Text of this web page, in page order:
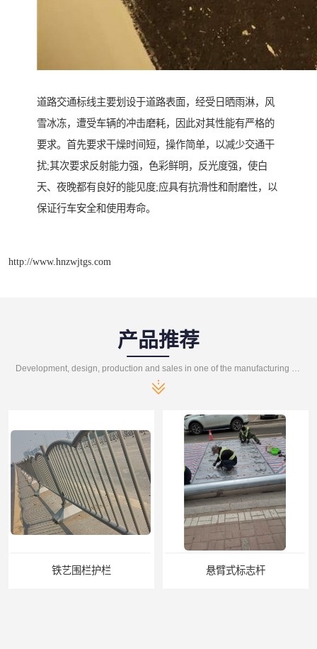
道路交通标线主要划设于道路表面，经受日晒雨淋，风
雪冰冻，遭受车辆的冲击磨耗，因此对其性能有严格的
要求。首先要求干燥时间短，操作简单，以减少交通干
扰;其次要求反射能力强，色彩鲜明，反光度强，使白
天、夜晚都有良好的能见度;应具有抗滑性和耐磨性，以
保证行车安全和使用寿命。
http://www.hnzwjtgs.com
产品推荐
铁艺围栏护栏 悬臂式标志杆